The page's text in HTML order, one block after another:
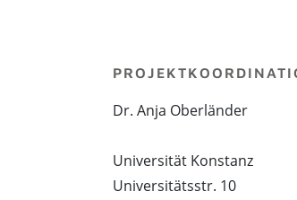
Dr. Anja Oberländer
Universität Konstanz
Universitätsstr. 10